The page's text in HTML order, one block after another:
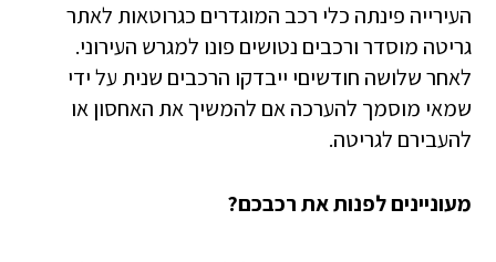
העירייה פינתה כלי רכב המוגדרים כגרוטאות לאתר
גריטה מוסדר ורכבים נטושים פונו למגרש העירוני.
לאחר שלושה חודשיםי ייבדקו הרכבים שנית על ידי
שמאי מוסמך להערכה אם להמשיך את האחסון או
להעבירם לגריטה.
מעוניינים לפנות את רכבכם?